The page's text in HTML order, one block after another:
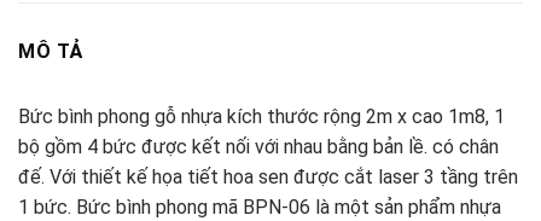
MÔ TẢ
Bức bình phong gỗ nhựa kích thước rộng 2m x cao 1m8, 1
bộ gồm 4 bức được kết nối với nhau bằng bản lề. có chân
đế. Với thiết kế họa tiết hoa sen được cắt laser 3 tầng trên
1 bức. Bức bình phong mã BPN-06 là một sản phẩm nhựa